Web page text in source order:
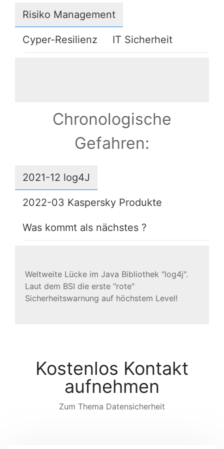
Risiko Management
Cyper-Resilienz IT Sicherheit
Chronologische
Gefahren:
2021-12 log4J
2022-03 Kaspersky Produkte
Was kommt als nächstes ?
Weltweite Lücke im Java Bibliothek "log4j".
Laut dem BSI die erste "rote"
Sicherheitswarnung auf höchstem Level!
Kostenlos Kontakt
aufnehmen
Zum Thema Datensicherheit